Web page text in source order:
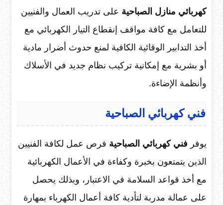
كهربائي منازل الصباحية على تدريب العمال والفنيين
للتعامل مع كافة مواقف إنقطاع التيار الكهربائي مع
أخذ التدابير الوقائية الكافية لمنع حدوث أضرار مادية
أو بشرية مع إمكانية تركيب نظام جديد في الأسلاك
وأنظمة الإضاءة.
فني كهربائي الصباحية
يوفر فني كهربائي الصباحية فرص عمل لكافة الفنيين
الذين يتمتعون بخبرة وكفاءة في الأعمال الكهربائية
مع أخذ قواعد السلامة في الاعتبار، وبذلك يحصل
على عمالة مدربة لتأدية كافة أعمال الكهرباء بمهارة